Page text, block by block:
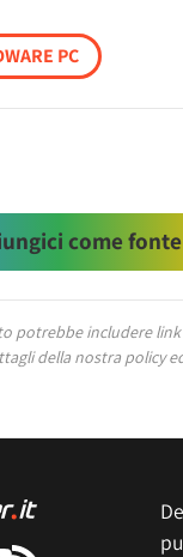
PC
come
potrebbe includere
della nostra policy